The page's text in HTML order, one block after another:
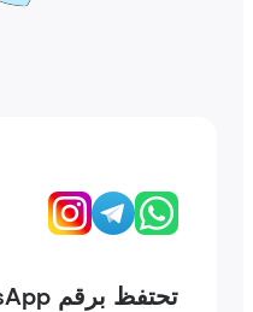
تحتفظ برقم WhatsApp الخاص بك